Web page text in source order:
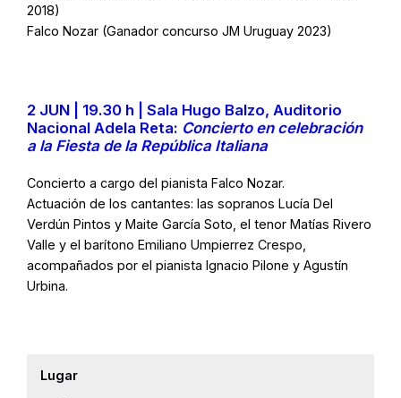
2018)
Falco Nozar (Ganador concurso JM Uruguay 2023)
2 JUN | 19.30 h | Sala Hugo Balzo, Auditorio
Nacional Adela Reta: Concierto en celebración
a la Fiesta de la República Italiana
Concierto a cargo del pianista Falco Nozar.
Actuación de los cantantes: las sopranos Lucía Del
Verdún Pintos y Maite García Soto, el tenor Matías Rivero
Valle y el barítono Emiliano Umpierrez Crespo,
acompañados por el pianista Ignacio Pilone y Agustín
Urbina.
Lugar